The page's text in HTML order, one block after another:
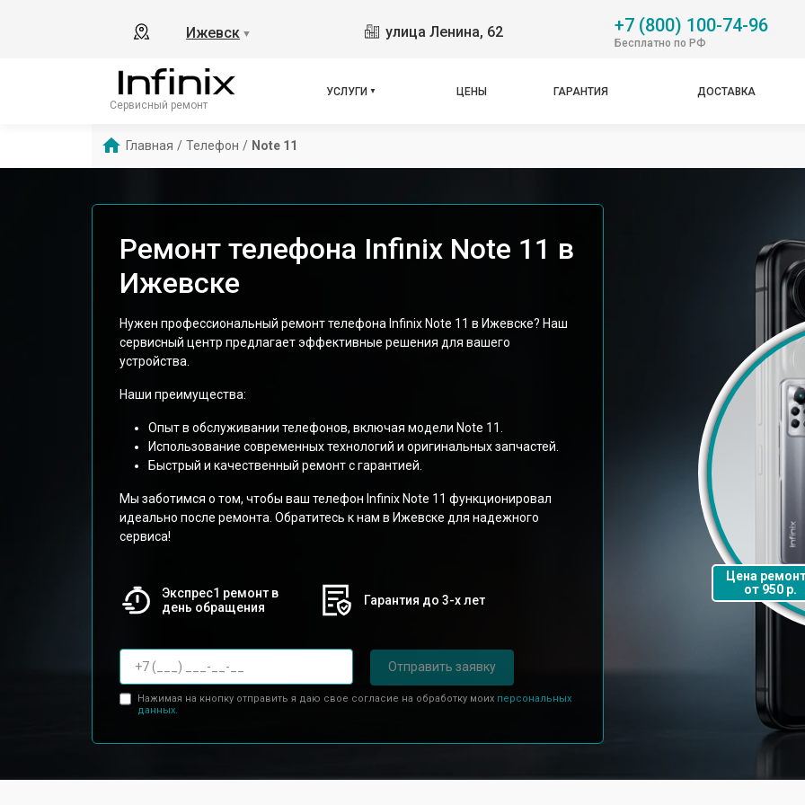
Ижевск ▼ улица Ленина, 62 +7 (800) 100-74-96
Бесплатно по РФ
Сервисный ремонт
УСЛУГИ ЦЕНЫ ГАРАНТИЯ ДОСТАВКА
Главная / Телефон / Note 11
Ремонт телефона Infinix Note 11 в
Ижевске
Нужен профессиональный ремонт телефона Infinix Note 11 в Ижевске? Наш
сервисный центр предлагает эффективные решения для вашего
устройства.
Наши преимущества:
Опыт в обслуживании телефонов, включая модели Note 11.
Использование современных технологий и оригинальных запчастей.
Быстрый и качественный ремонт с гарантией.
Мы заботимся о том, чтобы ваш телефон Infinix Note 11 функционировал
идеально после ремонта. Обратитесь к нам в Ижевске для надежного
сервиса!
Экспрес1 ремонт в
день обращения
Гарантия до 3-х лет
Отправить заявку
Нажимая на кнопку отправить я даю свое согласие на обработку моих персональных
данных.
Цена
от 950 р.